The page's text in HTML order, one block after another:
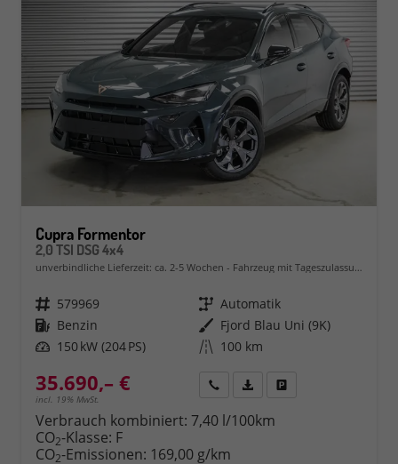
Cupra Formentor
2,0 TSI DSG 4x4
unverbindliche Lieferzeit: ca. 2-5 Wochen Fahrzeug mit Tageszulassung
Fahrzeugnr. 579969 Getriebe Automatik
Kraftstoff Benzin Außenfarbe Fjord Blau Uni (9K)
Leistung 150 kW (204 PS) Kilometerstand 100 km
35.690,– €
incl. 19% MwSt.
Rückruf PDF-Datei, Fahrzeugexposé
Verbrauch kombiniert: 7,40 l/100km
CO2-Klasse: F
CO2-Emissionen: 169,00 g/km